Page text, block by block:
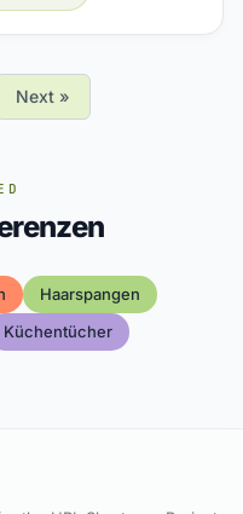
Next »
Haarspangen
Küchentücher